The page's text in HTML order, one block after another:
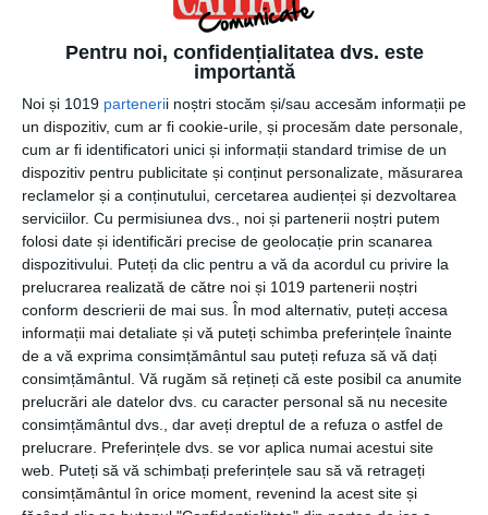
Pentru noi, confidențialitatea dvs. este
importantă
Noi și 1019 partenerii noștri stocăm și/sau accesăm informații pe
un dispozitiv, cum ar fi cookie-urile, și procesăm date personale,
cum ar fi identificatori unici și informații standard trimise de un
dispozitiv pentru publicitate și conținut personalizate, măsurarea
reclamelor și a conținutului, cercetarea audienței și dezvoltarea
serviciilor. Cu permisiunea dvs., noi și partenerii noștri putem
folosi date și identificări precise de geolocație prin scanarea
dispozitivului. Puteți da clic pentru a vă da acordul cu privire la
prelucrarea realizată de către noi și 1019 partenerii noștri
conform descrierii de mai sus. În mod alternativ, puteți accesa
informații mai detaliate și vă puteți schimba preferințele înainte
de a vă exprima consimțământul sau puteți refuza să vă dați
consimțământul. Vă rugăm să rețineți că este posibil ca anumite
prelucrări ale datelor dvs. cu caracter personal să nu necesite
consimțământul dvs., dar aveți dreptul de a refuza o astfel de
prelucrare. Preferințele dvs. se vor aplica numai acestui site
web. Puteți să vă schimbați preferințele sau să vă retrageți
consimțământul în orice moment, revenind la acest site și
În concluzie, a cunoaște tainele unei grădini frumoase te
va face să fii mai atent și mai grijuliu când vine vorba
despre amenajarea grădinii tale. Cu siguranță îți dorești
să ai un spațiu care să te încarce cu energie, cu bună
dispoziție și care să reducă orice emoție negativă pe care
o acumulezi peste zi. A avea doar flori frumoase nu este
suficient. Dar a face delimitările potrivite și a profita de
tot spațiul de care dispui pentru a face din grădina ta un
loc de maximă relaxare te va ajuta emoțional zi de zi. Care
este secretul tău pentru o grădină frumoasă?
Sursa foto: freepik.com
CATEGORII
COMUNICATE,GENERALE,LIFESTYLE